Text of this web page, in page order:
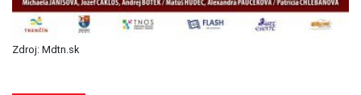
Zdroj: Mdtn.sk